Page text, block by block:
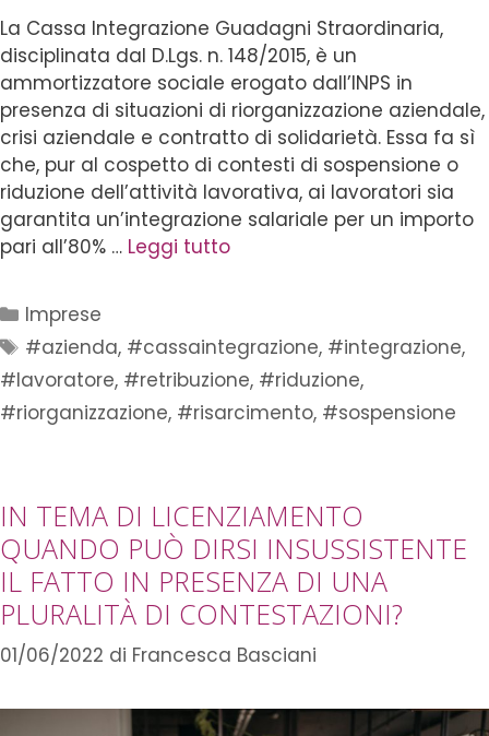
La Cassa Integrazione Guadagni Straordinaria,
disciplinata dal D.Lgs. n. 148/2015, è un
ammortizzatore sociale erogato dall’INPS in
presenza di situazioni di riorganizzazione aziendale,
crisi aziendale e contratto di solidarietà. Essa fa sì
che, pur al cospetto di contesti di sospensione o
riduzione dell’attività lavorativa, ai lavoratori sia
garantita un’integrazione salariale per un importo
pari all’80% … Leggi tutto
Imprese
#azienda, #cassaintegrazione, #integrazione,
#lavoratore, #retribuzione, #riduzione,
#riorganizzazione, #risarcimento, #sospensione
IN TEMA DI LICENZIAMENTO
QUANDO PUÒ DIRSI INSUSSISTENTE
IL FATTO IN PRESENZA DI UNA
PLURALITÀ DI CONTESTAZIONI?
01/06/2022 di Francesca Basciani